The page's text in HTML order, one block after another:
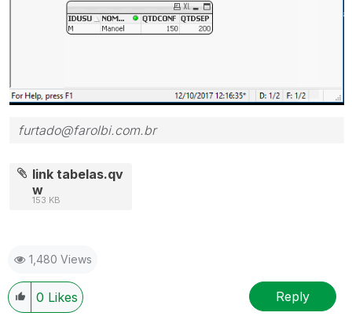
furtado@farolbi.com.br
link tabelas.qv
w
153 KB
1,480 Views
0 Likes Reply